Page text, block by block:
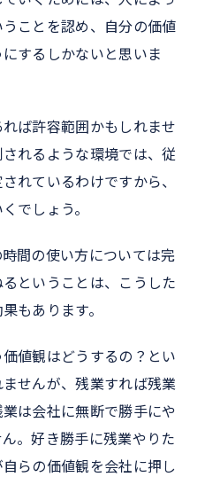
ことを認め、自分の価値
するしかないと思いま
ば許容範囲かもしれませ
れるような環境では、従
れているわけですから、
でしょう。
間の使い方については完
ということは、こうした
もあります。
値観はどうするの？とい
せんが、残業すれば残業
は会社に無断で勝手にや
。好き勝手に残業やりた
らの価値観を会社に押し